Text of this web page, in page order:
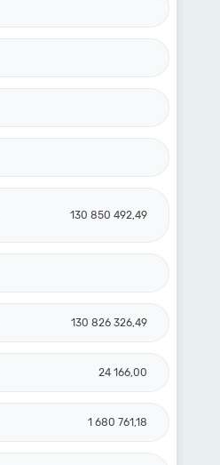
130 850 492,49
130 826 326,49
24 166,00
1 680 761,18